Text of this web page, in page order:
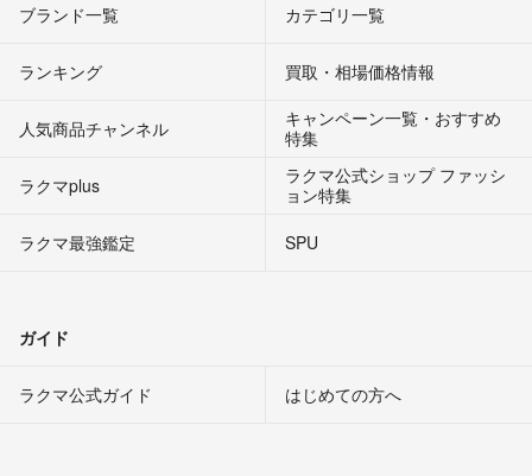
ブランド一覧 カテゴリ一覧
ランキング 買取・相場価格情報
人気商品チャンネル
キャンペーン一覧・おすすめ
特集
ラクマplus
ラクマ公式ショップ ファッシ
ョン特集
ラクマ最強鑑定
SPU
ガイド
ラクマ公式ガイド はじめての方へ